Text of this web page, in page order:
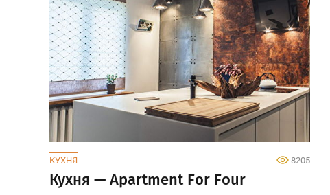
КУХНЯ 8205
Кухня — Apartment For Four